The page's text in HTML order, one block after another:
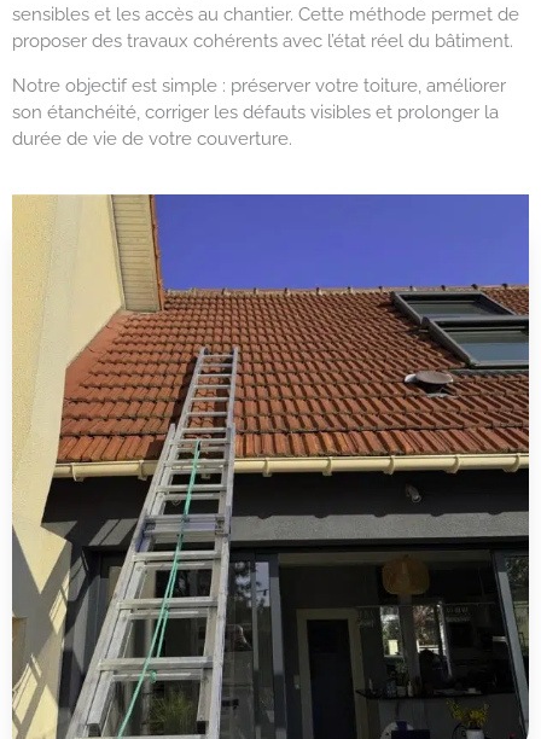
sensibles et les accès au chantier. Cette méthode permet de
proposer des travaux cohérents avec l’état réel du bâtiment.
Notre objectif est simple : préserver votre toiture, améliorer
son étanchéité, corriger les défauts visibles et prolonger la
durée de vie de votre couverture.